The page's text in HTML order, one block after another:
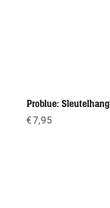
Problue:
€7,95